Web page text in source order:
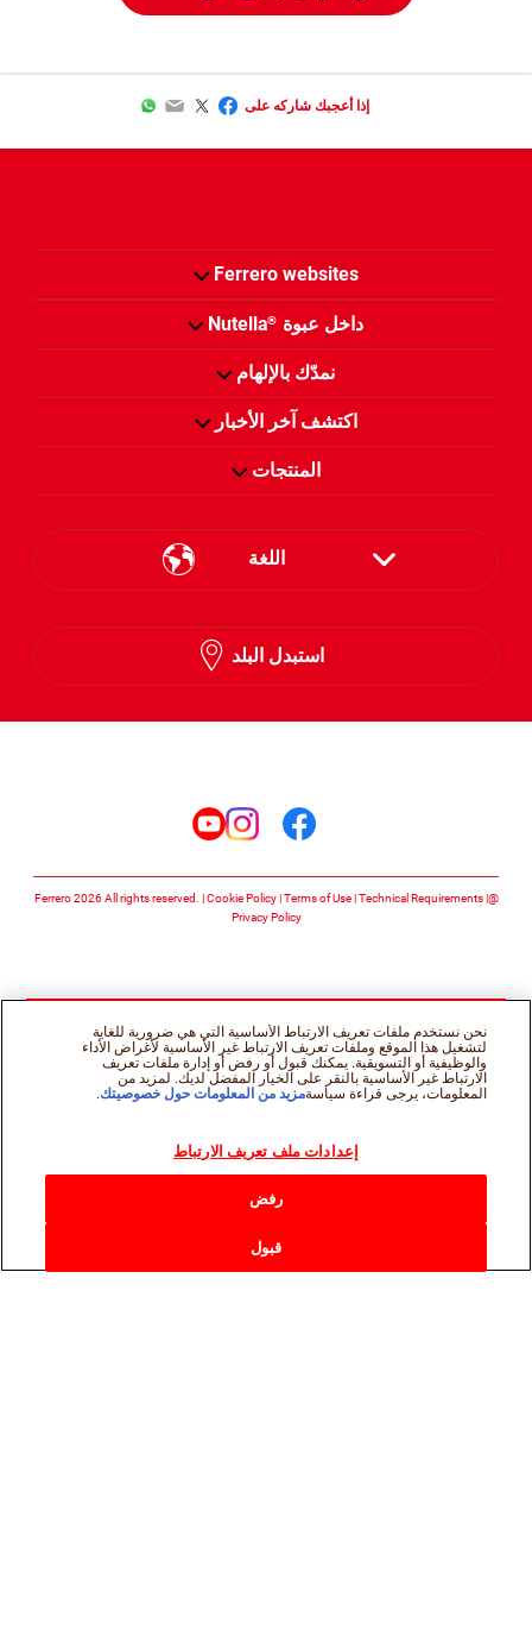
إذا أعجبك شاركه على Facebook
Twitter
Email
WhatsApp
Ferrero websites
داخل عبوة ®
Nutella
نمدّك بالإلهام
اكتشف آخر الأخبار
المنتجات
اللغة
استبدل البلد
@Ferrero 2026 All rights reserved.
Cookie Policy Terms of Use Technical Requirements
Privacy Policy
نحن نستخدم ملفات تعريف الارتباط الأساسية التي هي ضرورية للغاية
لتشغيل هذا الموقع وملفات تعريف الارتباط غير الأساسية لأغراض الأداء
والوظيفية أو التسويقية. يمكنك قبول أو رفض أو إدارة ملفات تعريف
الارتباط غير الأساسية بالنقر على الخيار المفضل لديك. لمزيد من
المعلومات، يرجى قراءة سياسةمزيد من المعلومات حول خصوصيتك.
إعدادات ملف تعريف الارتباط
رفض
قبول